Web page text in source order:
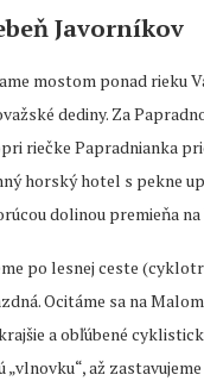
Javorníkov
mostom ponad rieku
dediny. Za
riečke Papradnianka
horský hotel s pekne
dolinou premieňa na
po lesnej ceste
Ocitáme sa na
a obľúbené
„vlnovku“, až